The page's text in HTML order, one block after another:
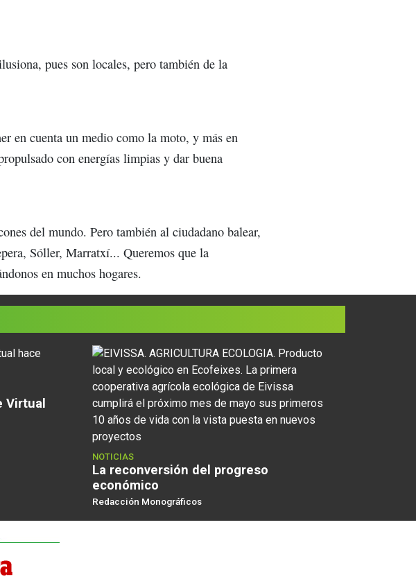
pues son locales, pero también de la
en cuenta un medio como la moto, y más en
con energías limpias y dar buena
del mundo. Pero también al ciudadano balear,
Sóller, Marratxí... Queremos que la
en muchos hogares.
Virtual
NOTICIAS
La reconversión del progreso
económico
Redacción Monográficos